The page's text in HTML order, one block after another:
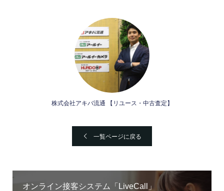
​株式会社アキバ流通 【リユース・中古査定】
一覧ページに戻る
オンライン接客システム「LiveCall」